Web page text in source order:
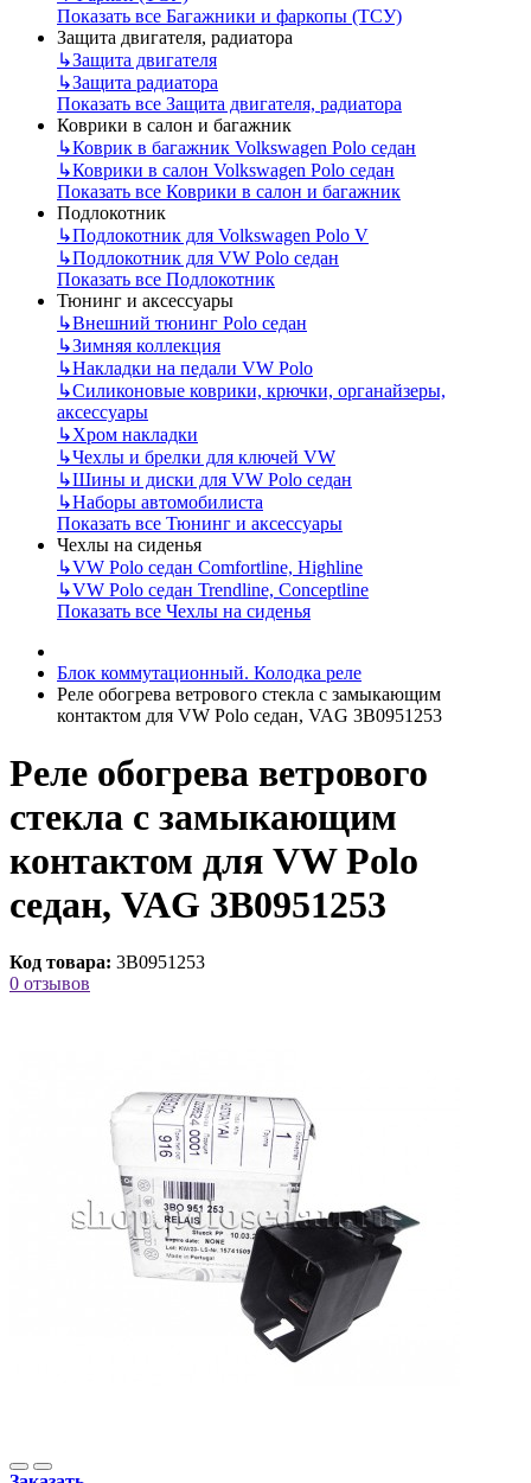
Показать все Багажники и фаркопы (ТСУ)
Защита двигателя, радиатора
↳Защита двигателя
↳Защита радиатора
Показать все Защита двигателя, радиатора
Коврики в салон и багажник
↳Коврик в багажник Volkswagen Polo седан
↳Коврики в салон Volkswagen Polo седан
Показать все Коврики в салон и багажник
Подлокотник
↳Подлокотник для Volkswagen Polo V
↳Подлокотник для VW Polo седан
Показать все Подлокотник
Тюнинг и аксессуары
↳Внешний тюнинг Polo седан
↳Зимняя коллекция
↳Накладки на педали VW Polo
↳Силиконовые коврики, крючки, органайзеры,
аксессуары
↳Хром накладки
↳Чехлы и брелки для ключей VW
↳Шины и диски для VW Polo седан
↳Наборы автомобилиста
Показать все Тюнинг и аксессуары
Чехлы на сиденья
↳VW Polo седан Comfortline, Highline
↳VW Polo седан Trendline, Conceptline
Показать все Чехлы на сиденья
Блок коммутационный. Колодка реле
Реле обогрева ветрового стекла с замыкающим
контактом для VW Polo седан, VAG 3B0951253
Реле обогрева ветрового
стекла с замыкающим
контактом для VW Polo
седан, VAG 3B0951253
Код товара: 3B0951253
0 отзывов